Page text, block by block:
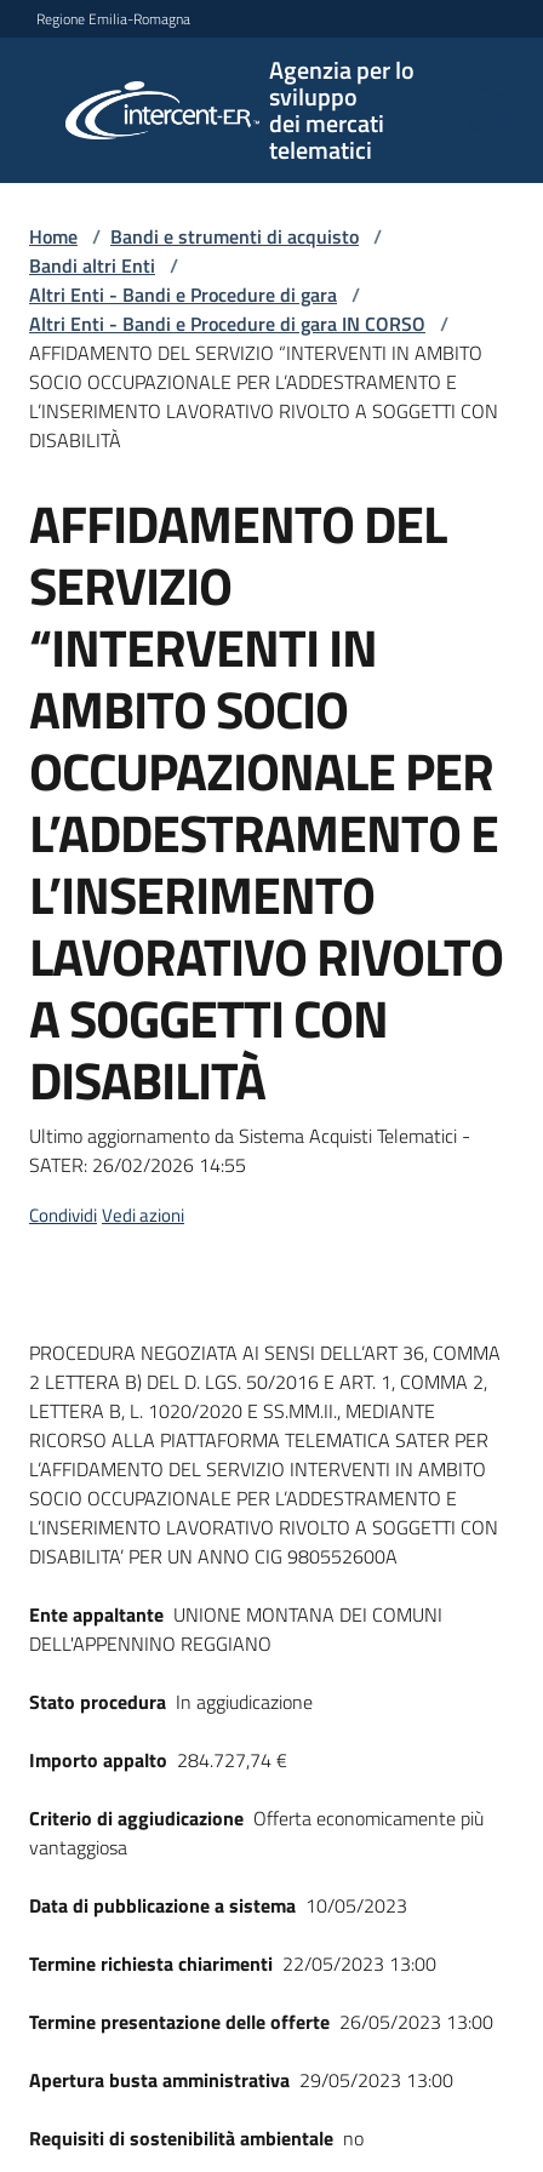
Vai al contenuto
Vai alla navigazione
Vai al footer
Regione Emilia-Romagna
Agenzia per lo
sviluppo
dei mercati
telematici
per lo
sviluppo
telematici
L'Agenzia
Bandi
strumenti
di
Supporto
Piattaforme
telematiche
English
site
Seguici
su
Home / Bandi e strumenti di acquisto /
Bandi altri Enti /
Altri Enti - Bandi e Procedure di gara /
Altri Enti - Bandi e Procedure di gara IN CORSO /
AFFIDAMENTO DEL SERVIZIO “INTERVENTI IN AMBITO
SOCIO OCCUPAZIONALE PER L’ADDESTRAMENTO E
L’INSERIMENTO LAVORATIVO RIVOLTO A SOGGETTI CON
DISABILITÀ
Salta al contenuto
AFFIDAMENTO DEL
SERVIZIO
“INTERVENTI IN
AMBITO SOCIO
OCCUPAZIONALE PER
L’ADDESTRAMENTO E
L’INSERIMENTO
LAVORATIVO RIVOLTO
A SOGGETTI CON
DISABILITÀ
Ultimo aggiornamento da Sistema Acquisti Telematici -
SATER: 26/02/2026 14:55
CondividiVedi azioni
Dati del bando
PROCEDURA NEGOZIATA AI SENSI DELL’ART 36, COMMA
2 LETTERA B) DEL D. LGS. 50/2016 E ART. 1, COMMA 2,
LETTERA B, L. 1020/2020 E SS.MM.II., MEDIANTE
RICORSO ALLA PIATTAFORMA TELEMATICA SATER PER
L’AFFIDAMENTO DEL SERVIZIO INTERVENTI IN AMBITO
SOCIO OCCUPAZIONALE PER L’ADDESTRAMENTO E
L’INSERIMENTO LAVORATIVO RIVOLTO A SOGGETTI CON
DISABILITA’ PER UN ANNO CIG 980552600A
Ente appaltante UNIONE MONTANA DEI COMUNI
DELL'APPENNINO REGGIANO
Stato procedura In aggiudicazione
Importo appalto 284.727,74 €
Criterio di aggiudicazione Offerta economicamente più
vantaggiosa
Data di pubblicazione a sistema 10/05/2023
Termine richiesta chiarimenti 22/05/2023 13:00
Termine presentazione delle offerte 26/05/2023 13:00
Apertura busta amministrativa 29/05/2023 13:00
Requisiti di sostenibilità ambientale no